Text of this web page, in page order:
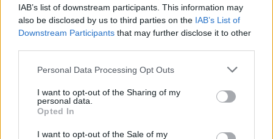
IAB’s list of downstream participants. This information may
also be disclosed by us to third parties on the IAB’s List of
Downstream Participants that may further disclose it to other
Please note that this website/app uses one or more Google
not limited to your visit or usage behaviour. You may click to
grant or deny consent to Google and its third-party tags to
use your data for below specified purposes in below Google
consent section.
Personal Data Processing Opt Outs
I want to opt-out of the Sharing of my
personal data.
Opted In
I want to opt-out of the Sale of my
Μυστράς: 11 μήνες με αναστολή στον
55χρονο που είχε κρύψει τον πατέρα του
στον καταψύκτη
07.08.2026